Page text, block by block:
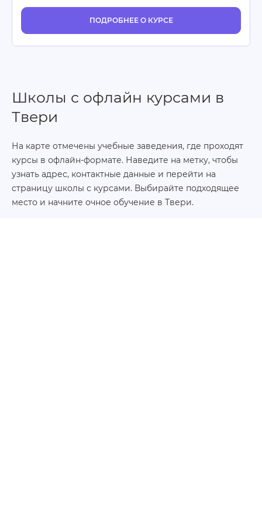
ПОДРОБНЕЕ О КУРСЕ
Школы с офлайн курсами в
Твери
На карте отмечены учебные заведения, где проходят
курсы в офлайн-формате. Наведите на метку, чтобы
узнать адрес, контактные данные и перейти на
страницу школы с курсами. Выбирайте подходящее
место и начните очное обучение в Твери.